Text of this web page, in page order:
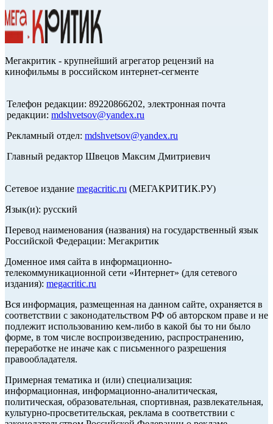
Мегакритик - крупнейший агрегатор рецензий на
кинофильмы в российском интернет-сегменте
Телефон редакции: 89220866202, электронная почта
редакции: mdshvetsov@yandex.ru
Рекламный отдел: mdshvetsov@yandex.ru
Главный редактор Швецов Максим Дмитриевич
Сетевое издание megacritic.ru (МЕГАКРИТИК.РУ)
Язык(и): русский
Перевод наименования (названия) на государственный язык
Российской Федерации: Мегакритик
Доменное имя сайта в информационно-
телекоммуникационной сети «Интернет» (для сетевого
издания): megacritic.ru
Вся информация, размещенная на данном сайте, охраняется в
соответствии с законодательством РФ об авторском праве и не
подлежит использованию кем-либо в какой бы то ни было
форме, в том числе воспроизведению, распространению,
переработке не иначе как с письменного разрешения
правообладателя.
Примерная тематика и (или) специализация:
информационная, информационно-аналитическая,
политическая, образовательная, спортивная, развлекательная,
культурно-просветительская, реклама в соответствии с